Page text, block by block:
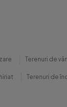
Terenuri de
Terenuri de